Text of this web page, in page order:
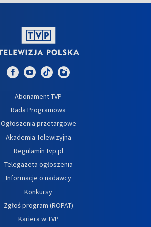
Abonament TVP
Rada Programowa
Ogłoszenia przetargowe
Akademia Telewizyjna
Regulamin tvp.pl
Telegazeta ogłoszenia
Informacje o nadawcy
Konkursy
Zgłoś program (ROPAT)
Kariera w TVP